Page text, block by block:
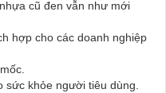
cũ đen vẫn như mới
hợp cho các doanh nghiệp
sức khỏe người tiêu dùng.